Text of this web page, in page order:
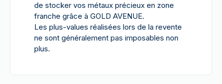
de stocker vos métaux précieux en zone
franche grâce à GOLD AVENUE.
Les plus-values réalisées lors de la revente
ne sont généralement pas imposables non
plus.